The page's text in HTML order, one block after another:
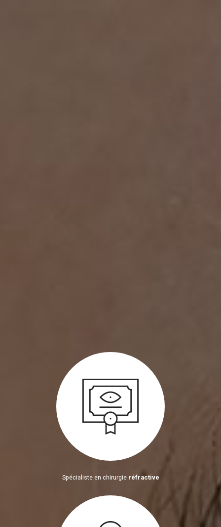
Spécialiste en chirurgie réfractive